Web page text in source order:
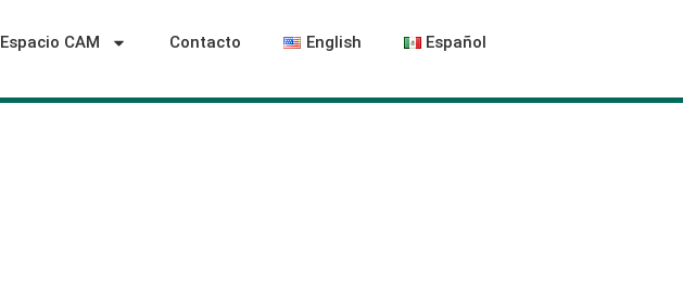
Espacio CAM Contacto English Español